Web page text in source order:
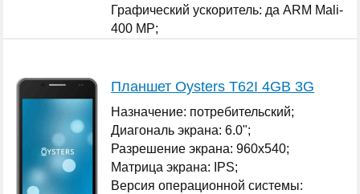
Графический ускоритель: да ARM Mali-
400 MP;
Планшет Oysters T62I 4GB 3G
Назначение: потребительский;
Диагональ экрана: 6.0";
Разрешение экрана: 960x540;
Матрица экрана: IPS;
Версия операционной системы: